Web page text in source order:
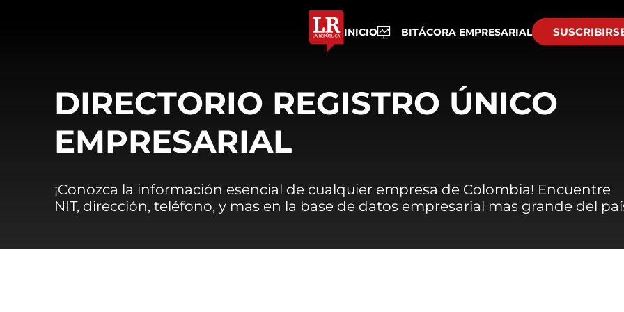
INICIO BITÁCORA EMPRESARIAL
DIRECTORIO REGISTRO ÚNICO
EMPRESARIAL
¡Conozca la información esencial de cualquier empresa de Colombia! Encuentre
NIT, dirección, teléfono, y mas en la base de datos empresarial mas grande del